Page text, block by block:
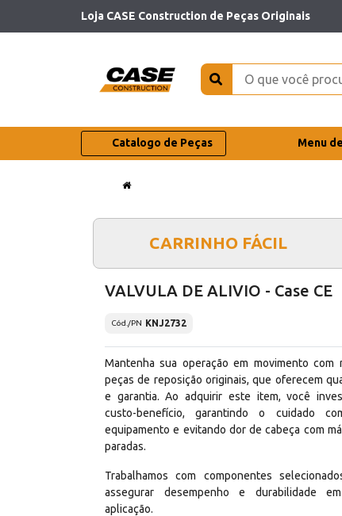
Loja CASE Construction de Peças Originais
Catalogo de Peças Menu
CARRINHO FÁCIL
VALVULA DE ALIVIO - Case CE
Cód./PN KNJ2732
Mantenha sua operação em movimento com
peças de reposição originais, que oferecem
e garantia. Ao adquirir este item, você
custo-benefício, garantindo o cuidado
equipamento e evitando dor de cabeça com
paradas.
Trabalhamos com componentes
assegurar desempenho e durabilidade
aplicação.